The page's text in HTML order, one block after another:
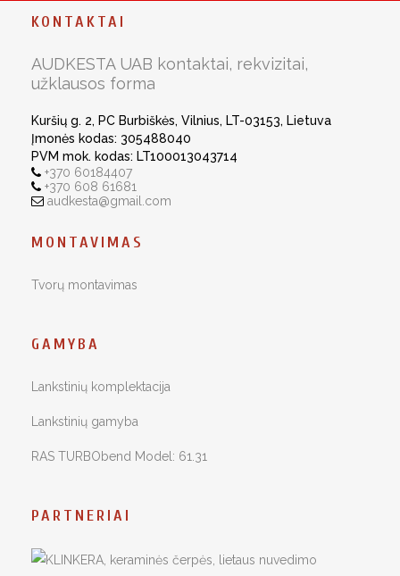
KONTAKTAI
AUDKESTA UAB kontaktai, rekvizitai,
užklausos forma
Kuršių g. 2, PC Burbiškės, Vilnius, LT-03153, Lietuva
Įmonės kodas: 305488040
PVM mok. kodas: LT100013043714
+370 60184407
+370 608 61681
audkesta@gmail.com
MONTAVIMAS
Tvorų montavimas
GAMYBA
Lankstinių komplektacija
Lankstinių gamyba
RAS TURBObend Model: 61.31
PARTNERIAI